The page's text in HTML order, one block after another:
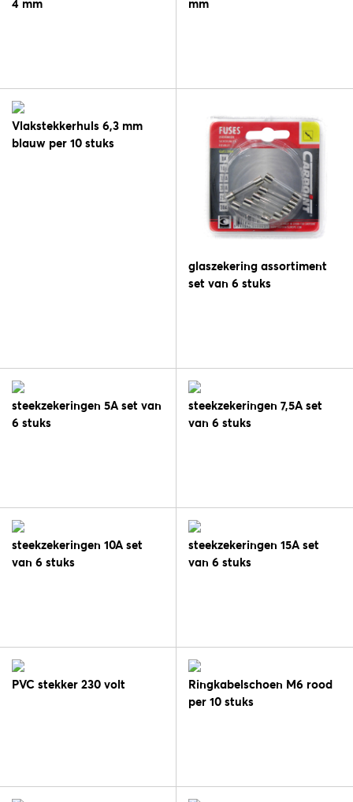
4 mm mm
Vlakstekkerhuls 6,3 mm
blauw per 10 stuks
glaszekering assortiment
set van 6 stuks
steekzekeringen 5A set van
6 stuks
steekzekeringen 7,5A set
van 6 stuks
steekzekeringen 10A set
van 6 stuks
steekzekeringen 15A set
van 6 stuks
PVC stekker 230 volt
Ringkabelschoen M6 rood
per 10 stuks